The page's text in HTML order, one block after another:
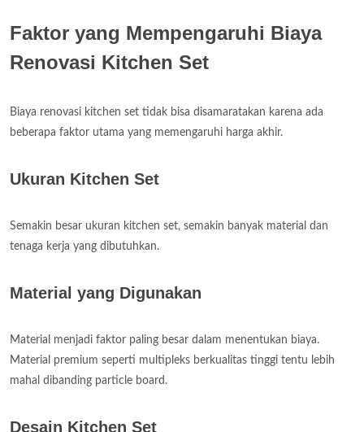
Faktor yang Mempengaruhi Biaya
Renovasi Kitchen Set
Biaya renovasi kitchen set tidak bisa disamaratakan karena ada
beberapa faktor utama yang memengaruhi harga akhir.
Ukuran Kitchen Set
Semakin besar ukuran kitchen set, semakin banyak material dan
tenaga kerja yang dibutuhkan.
Material yang Digunakan
Material menjadi faktor paling besar dalam menentukan biaya.
Material premium seperti multipleks berkualitas tinggi tentu lebih
mahal dibanding particle board.
Desain Kitchen Set